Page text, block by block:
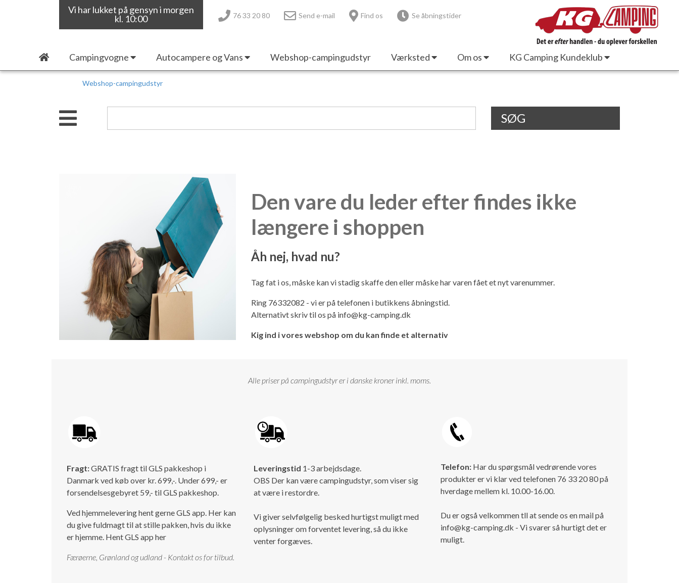
Vi har lukket på gensyn i morgen
kl. 10:00
76 33 20 80 Send e-mail Find os Se åbningstider
Campingvogne Autocampere og Vans Webshop-campingudstyr Værksted Om os KG Camping Kundeklub
Webshop-campingudstyr
SØG
Den vare du leder efter findes ikke
længere i shoppen
Åh nej, hvad nu?
Tag fat i os, måske kan vi stadig skaffe den eller måske har varen fået et nyt varenummer.
Ring 76332082 - vi er på telefonen i butikkens åbningstid.
Alternativt skriv til os på info@kg-camping.dk
Kig ind i vores webshop om du kan finde et alternativ
Alle priser på campingudstyr er i danske kroner inkl. moms.
Fragt:GRATIS fragt til GLS pakkeshop i
Danmark ved køb over kr. 699,-. Under 699,- er
forsendelsesgebyret 59,- til GLS pakkeshop.
Ved hjemmelevering hent gerne GLS app. Her kan
du give fuldmagt til at stille pakken, hvis du ikke
er hjemme. Hent GLS app her
Færøerne, Grønland og udland - Kontakt os for tilbud.
Leveringstid 1-3 arbejdsdage.
OBS Der kan være campingudstyr, som viser sig
at være i restordre.
Vi giver selvfølgelig besked hurtigst muligt med
oplysninger om forventet levering, så du ikke
venter forgæves.
Telefon: Har du spørgsmål vedrørende vores
produkter er vi klar ved telefonen 76 33 20 80 på
hverdage mellem kl. 10.00-16.00.
Du er også velkommen tll at sende os en mail på
info@kg-camping.dk - Vi svarer så hurtigt det er
muligt.